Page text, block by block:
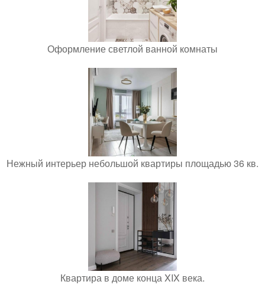
Оформление светлой ванной комнаты
Нежный интерьер небольшой квартиры площадью 36 кв.
Квартира в доме конца XIX века.